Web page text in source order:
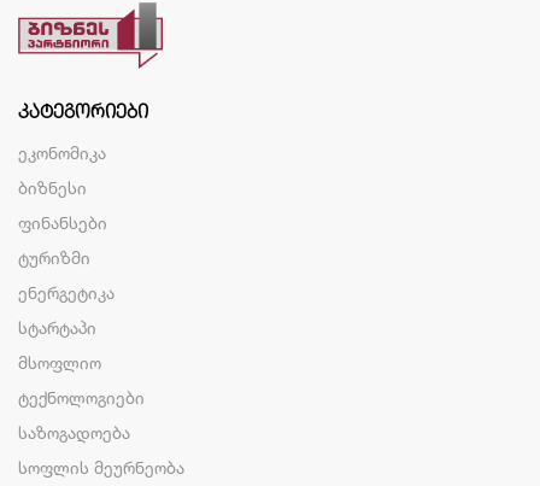
ᲙᲐᲢᲔᲒᲝᲠᲘᲔᲑᲘ
ეკონომიკა
ბიზნესი
ფინანსები
ტურიზმი
ენერგეტიკა
სტარტაპი
მსოფლიო
ტექნოლოგიები
საზოგადოება
სოფლის მეურნეობა